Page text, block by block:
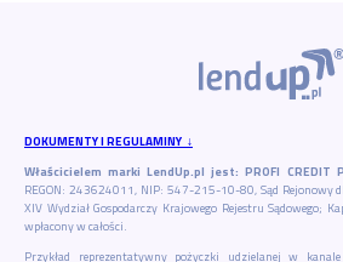
DOKUMENTY I REGULAMINY ↓
Właścicielem marki LendUp.pl jest: PROFI CREDIT
REGON: 243624011, NIP: 547-215-10-80, Sąd Rejonowy
XIV Wydział Gospodarczy Krajowego Rejestru Sądowego;
wpłacony w całości.
Przykład reprezentatywny pożyczki udzielanej w